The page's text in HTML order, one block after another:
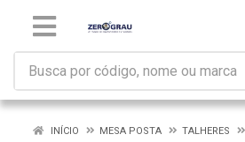
INÍCIO MESA POSTA
TALHERES